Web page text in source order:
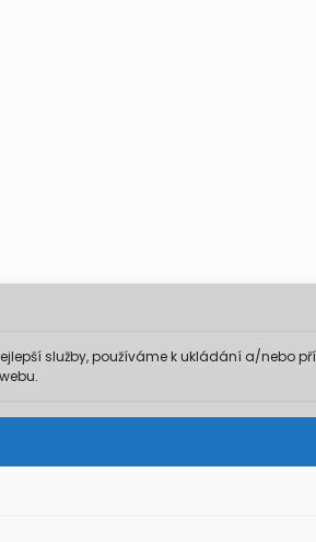
služby, používáme k ukládání a/nebo